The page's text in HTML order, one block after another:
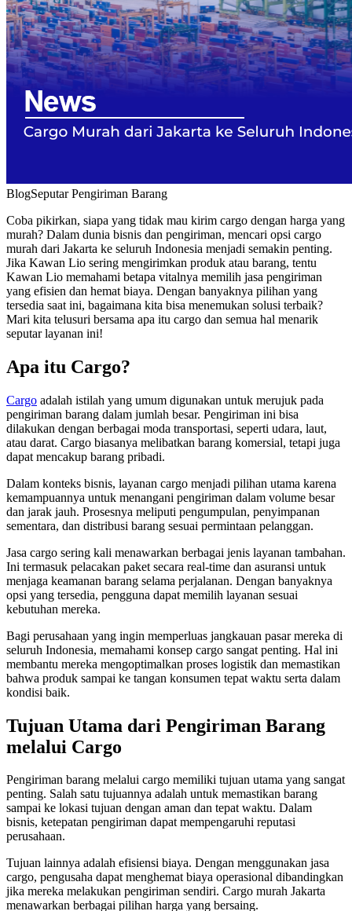
BlogSeputar Pengiriman Barang
Coba pikirkan, siapa yang tidak mau kirim cargo dengan harga yang
murah? Dalam dunia bisnis dan pengiriman, mencari opsi cargo
murah dari Jakarta ke seluruh Indonesia menjadi semakin penting.
Jika Kawan Lio sering mengirimkan produk atau barang, tentu
Kawan Lio memahami betapa vitalnya memilih jasa pengiriman
yang efisien dan hemat biaya. Dengan banyaknya pilihan yang
tersedia saat ini, bagaimana kita bisa menemukan solusi terbaik?
Mari kita telusuri bersama apa itu cargo dan semua hal menarik
seputar layanan ini!
Apa itu Cargo?
Cargo adalah istilah yang umum digunakan untuk merujuk pada
pengiriman barang dalam jumlah besar. Pengiriman ini bisa
dilakukan dengan berbagai moda transportasi, seperti udara, laut,
atau darat. Cargo biasanya melibatkan barang komersial, tetapi juga
dapat mencakup barang pribadi.
Dalam konteks bisnis, layanan cargo menjadi pilihan utama karena
kemampuannya untuk menangani pengiriman dalam volume besar
dan jarak jauh. Prosesnya meliputi pengumpulan, penyimpanan
sementara, dan distribusi barang sesuai permintaan pelanggan.
Jasa cargo sering kali menawarkan berbagai jenis layanan tambahan.
Ini termasuk pelacakan paket secara real-time dan asuransi untuk
menjaga keamanan barang selama perjalanan. Dengan banyaknya
opsi yang tersedia, pengguna dapat memilih layanan sesuai
kebutuhan mereka.
Bagi perusahaan yang ingin memperluas jangkauan pasar mereka di
seluruh Indonesia, memahami konsep cargo sangat penting. Hal ini
membantu mereka mengoptimalkan proses logistik dan memastikan
bahwa produk sampai ke tangan konsumen tepat waktu serta dalam
kondisi baik.
Tujuan Utama dari Pengiriman Barang
melalui Cargo
Pengiriman barang melalui cargo memiliki tujuan utama yang sangat
penting. Salah satu tujuannya adalah untuk memastikan barang
sampai ke lokasi tujuan dengan aman dan tepat waktu. Dalam
bisnis, ketepatan pengiriman dapat mempengaruhi reputasi
perusahaan.
Tujuan lainnya adalah efisiensi biaya. Dengan menggunakan jasa
cargo, pengusaha dapat menghemat biaya operasional dibandingkan
jika mereka melakukan pengiriman sendiri. Cargo murah Jakarta
menawarkan berbagai pilihan harga yang bersaing.